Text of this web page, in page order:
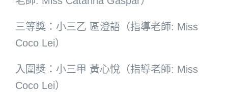
三等獎：小三乙 區澄語（指導老師: Miss
Coco Lei）
入圍獎：小三甲 黃心悅（指導老師: Miss
Coco Lei）